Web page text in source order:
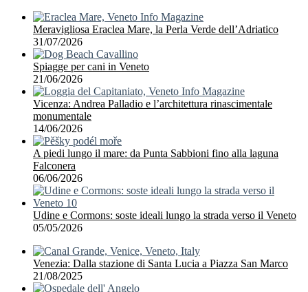
Meravigliosa Eraclea Mare, la Perla Verde dell’Adriatico
31/07/2026
Spiagge per cani in Veneto
21/06/2026
Vicenza: Andrea Palladio e l’architettura rinascimentale
monumentale
14/06/2026
A piedi lungo il mare: da Punta Sabbioni fino alla laguna
Falconera
06/06/2026
Udine e Cormons: soste ideali lungo la strada verso il Veneto
05/05/2026
Venezia: Dalla stazione di Santa Lucia a Piazza San Marco
21/08/2025